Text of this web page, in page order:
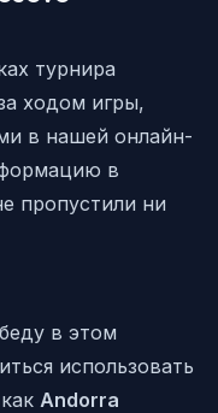
турнира
ходом игры,
в нашей онлайн-
в
пропустили ни
в этом
использовать
Andorra